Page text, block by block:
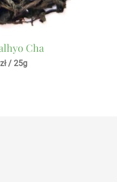
Cha
zł/ 25g